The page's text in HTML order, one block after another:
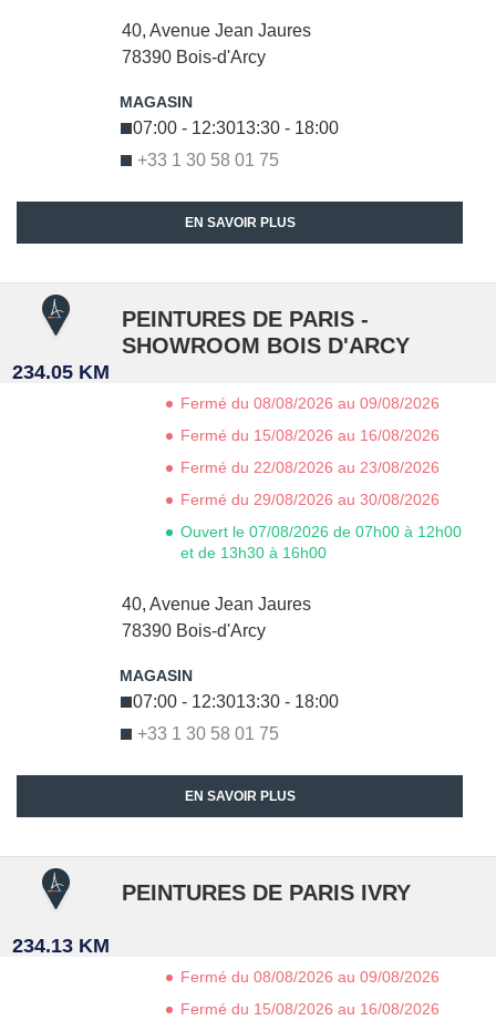
40, Avenue Jean Jaures
78390 Bois-d'Arcy
+33 1 30 58 01 75
07:00 - 12:3013:30 - 18:00
EN SAVOIR PLUS
234.05 KM
PEINTURES DE PARIS -
SHOWROOM BOIS D'ARCY
40, Avenue Jean Jaures
78390 Bois-d'Arcy
+33 1 30 58 01 75
07:00 - 12:3013:30 - 18:00
Fermé du 08/08/2026 au 09/08/2026
Fermé du 15/08/2026 au 16/08/2026
Fermé du 22/08/2026 au 23/08/2026
Fermé du 29/08/2026 au 30/08/2026
Ouvert le 07/08/2026 de 07h00 à 12h00
et de 13h30 à 16h00
EN SAVOIR PLUS
234.13 KM
PEINTURES DE PARIS IVRY
Fermé du 08/08/2026 au 09/08/2026
Fermé du 15/08/2026 au 16/08/2026